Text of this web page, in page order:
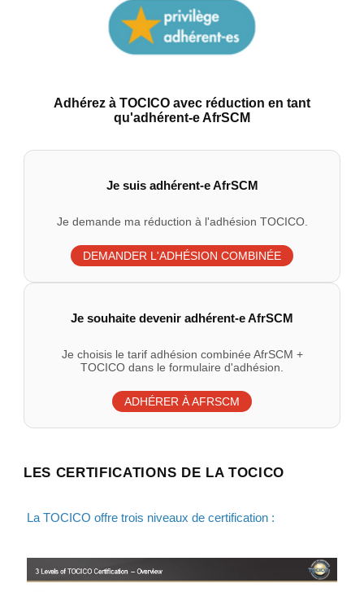
Adhérez à TOCICO avec réduction en tant
qu'adhérent-e AfrSCM
Je suis adhérent-e AfrSCM
Je demande ma réduction à l'adhésion TOCICO.
DEMANDER L'ADHÉSION COMBINÉE
Je souhaite devenir adhérent-e AfrSCM
Je choisis le tarif adhésion combinée AfrSCM +
TOCICO dans le formulaire d'adhésion.
ADHÉRER À AFRSCM
LES CERTIFICATIONS DE LA TOCICO
La TOCICO offre trois niveaux de certification :